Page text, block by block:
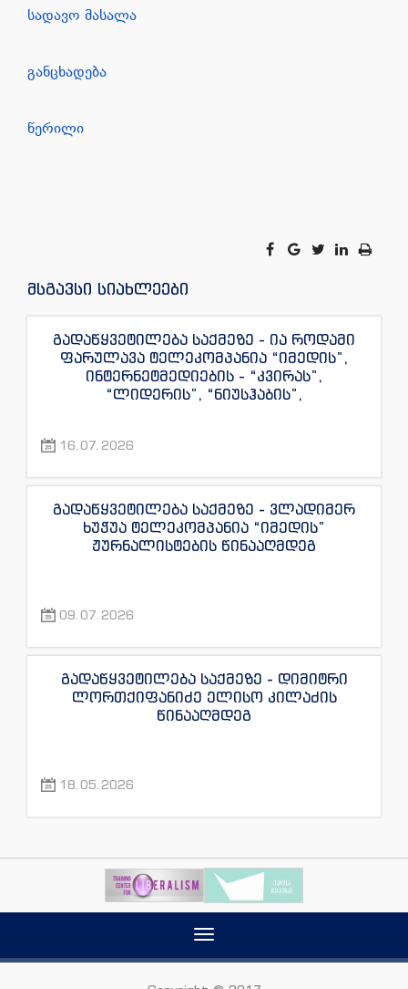
სადავო მასალა
განცხადება
წერილი
მსგავსი სიახლეები
გადაწყვეტილება საქმეზე - ია როდამი
ფარულავა ტელეკომპანია “იმედის”,
ინტერნეტმედიების - “კვირას”,
“ლიდერის”, “ნიუსჰაბის”,
“ექსკლუზივტივის” ჟურნალისტების
16.07.2026
გადაწყვეტილება საქმეზე - ვლადიმერ
ხუჭუა ტელეკომპანია “იმედის”
ჟურნალისტების წინააღმდეგ
09.07.2026
გადაწყვეტილება საქმეზე - დიმიტრი
ლორთქიფანიძე ელისო კილაძის
წინააღმდეგ
18.05.2026
Toggle